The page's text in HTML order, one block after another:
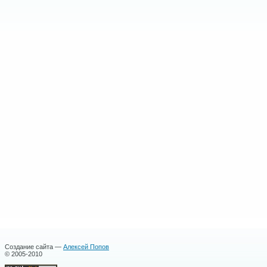
Создание сайта — Алексей Попов
© 2005-2010